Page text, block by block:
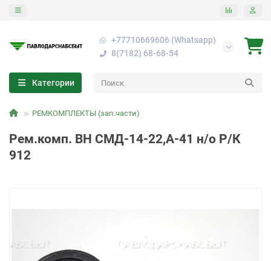
+77710669606 (Whatsapp)
8(7182) 68-68-54
Категории
РЕМКОМПЛЕКТЫ (зап.части)
Рем.комп. ВН СМД-14-22,А-41 н/о Р/К
912